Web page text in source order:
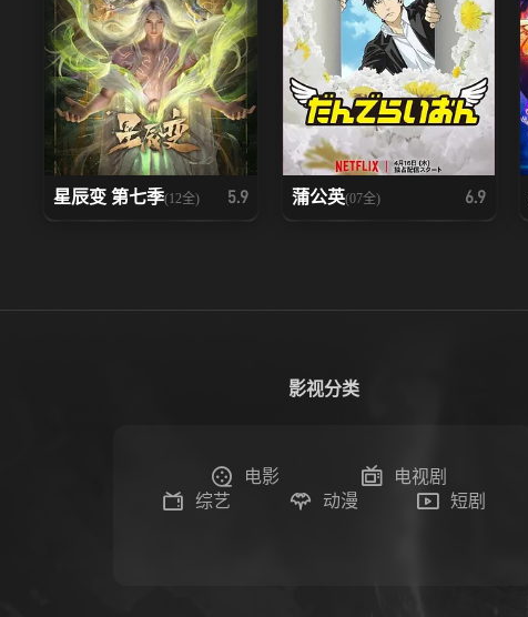
星辰变 第七季(12全) 5.9 蒲公英(07全) 6.9
影视分类
电影
电视剧
综艺
动漫 短剧